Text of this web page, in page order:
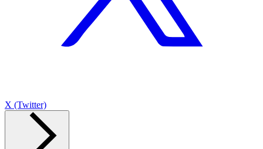
X (Twitter)